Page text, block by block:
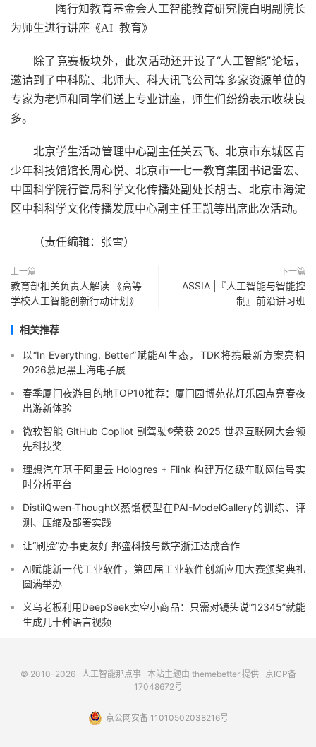
陶行知教育基金会人工智能教育研究院白明副院长
为师生进行讲座《AI+教育》
除了竞赛板块外，此次活动还开设了“人工智能”论坛，
邀请到了中科院、北师大、科大讯飞公司等多家资源单位的
专家为老师和同学们送上专业讲座，师生们纷纷表示收获良
多。
北京学生活动管理中心副主任关云飞、北京市东城区青
少年科技馆馆长周心悦、北京市一七一教育集团书记雷宏、
中国科学院行管局科学文化传播处副处长胡吉、北京市海淀
区中科科学文化传播发展中心副主任王凯等出席此次活动。
（责任编辑：张雪）
上一篇
教育部相关负责人解读 《高等
学校人工智能创新行动计划》
下一篇
ASSIA |『人工智能与智能控
制』前沿讲习班
相关推荐
以“In Everything, Better”赋能AI生态，TDK将携最新方案亮相
2026慕尼黑上海电子展
春季厦门夜游目的地TOP10推荐：厦门园博苑花灯乐园点亮春夜
出游新体验
微软智能 GitHub Copilot 副驾驶®荣获 2025 世界互联网大会领
先科技奖
理想汽车基于阿里云 Hologres + Flink 构建万亿级车联网信号实
时分析平台
DistilQwen-ThoughtX蒸馏模型在PAI-ModelGallery的训练、评
测、压缩及部署实践
让“刷脸”办事更友好 邦盛科技与数字浙江达成合作
AI赋能新一代工业软件，第四届工业软件创新应用大赛颁奖典礼
圆满举办
义乌老板利用DeepSeek卖空小商品：只需对镜头说“12345”就能
生成几十种语言视频
© 2010-2026 人工智能那点事本站主题由 themebetter提供 京ICP备
17048672号
京公网安备 11010502038216号